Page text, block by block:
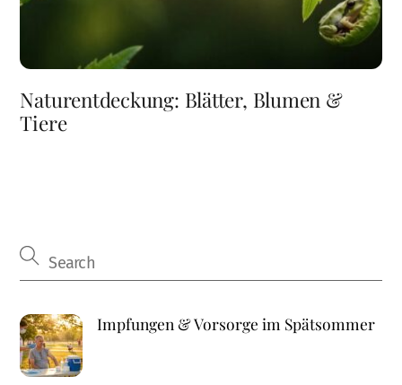
Naturentdeckung: Blätter, Blumen &
Tiere
Impfungen & Vorsorge im Spätsommer